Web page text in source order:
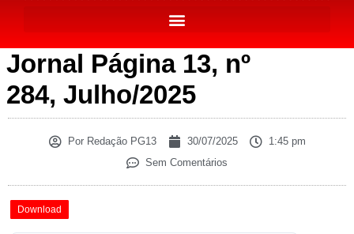
Jornal Página 13, nº
284, Julho/2025
PorRedação PG13 30/07/2025
1:45 pm
Sem Comentários
Download